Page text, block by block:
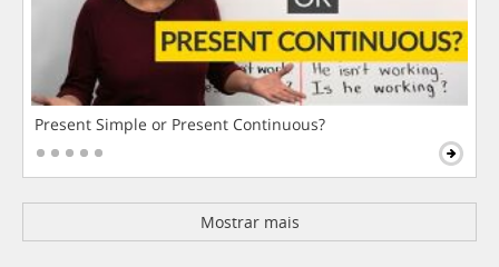
Present Simple or Present Continuous?
Mostrar mais